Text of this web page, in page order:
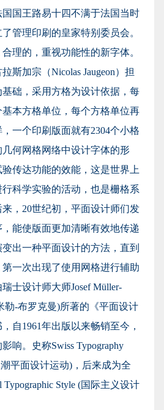
国国王路易十四不满于法国当时
管理印刷的皇家特别委员会。
理的，重视功能性的新字体。
斯加宗（Nicolas Jaugeon）担
础，采用方格为设计依据，每
本方格单位，每个方格单位再
一个印刷版面就有2304个小格
何网格网络中设计字体的形
传达功能的效能，这是世界上
科学实验的活动，也是栅格系
，20世纪初，平面设计师们发
能使版面更加清晰有效地传递
出一种平面设计的方法，直到
第一次出现了使用网格进行辅助
士设计师大师Josef Müller-
勒-布罗克曼)所著的《平面设计
自1961年出版以来畅销至今，
响。史称Swiss Typography
平面设计运动)，后来成为全
Typographic Style (国际主义设计